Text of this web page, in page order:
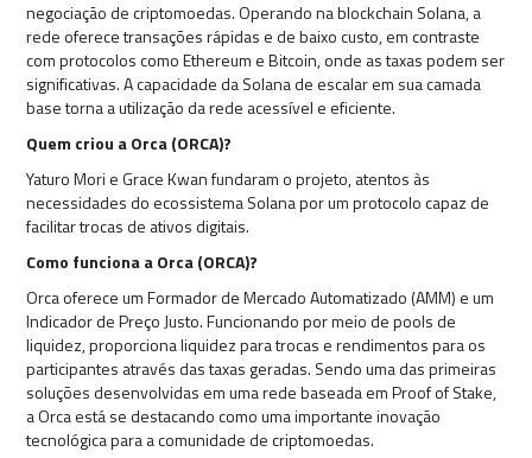
negociação de criptomoedas. Operando na blockchain Solana, a
rede oferece transações rápidas e de baixo custo, em contraste
com protocolos como Ethereum e Bitcoin, onde as taxas podem ser
significativas. A capacidade da Solana de escalar em sua camada
base torna a utilização da rede acessível e eficiente.
Quem criou a Orca (ORCA)?
Yaturo Mori e Grace Kwan fundaram o projeto, atentos às
necessidades do ecossistema Solana por um protocolo capaz de
facilitar trocas de ativos digitais.
Como funciona a Orca (ORCA)?
Orca oferece um Formador de Mercado Automatizado (AMM) e um
Indicador de Preço Justo. Funcionando por meio de pools de
liquidez, proporciona liquidez para trocas e rendimentos para os
participantes através das taxas geradas. Sendo uma das primeiras
soluções desenvolvidas em uma rede baseada em Proof of Stake,
a Orca está se destacando como uma importante inovação
tecnológica para a comunidade de criptomoedas.